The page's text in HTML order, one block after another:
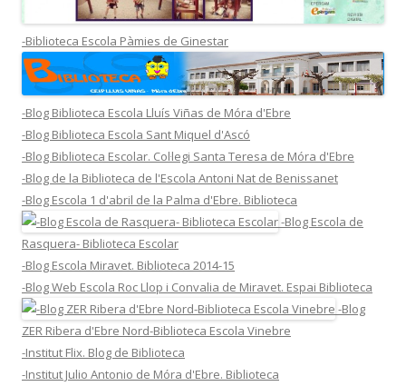
-Biblioteca Escola Pàmies de Ginestar
-Blog Biblioteca Escola Lluís Viñas de Móra d'Ebre
-Blog Biblioteca Escola Sant Miquel d'Ascó
-Blog Biblioteca Escolar. Col·legi Santa Teresa de Móra d'Ebre
-Blog de la Biblioteca de l'Escola Antoni Nat de Benissanet
-Blog Escola 1 d'abril de la Palma d'Ebre. Biblioteca
-Blog Escola de
Rasquera- Biblioteca Escolar
-Blog Escola Miravet. Biblioteca 2014-15
-Blog Web Escola Roc Llop i Convalia de Miravet. Espai Biblioteca
-Blog
ZER Ribera d'Ebre Nord-Biblioteca Escola Vinebre
-Institut Flix. Blog de Biblioteca
-Institut Julio Antonio de Móra d'Ebre. Biblioteca